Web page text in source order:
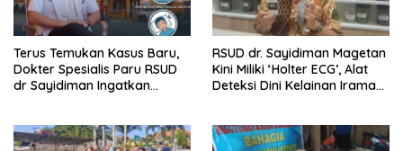
Terus Temukan Kasus Baru,
Dokter Spesialis Paru RSUD
dr Sayidiman Ingatkan
RSUD dr. Sayidiman Magetan
Kini Miliki ‘Holter ECG’, Alat
Deteksi Dini Kelainan Irama